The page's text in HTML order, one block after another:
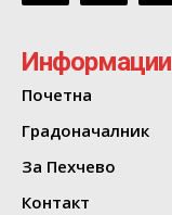
Информации
Почетна
Градоначалник
За Пехчево
Контакт